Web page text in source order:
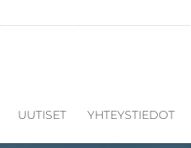
UUTISET YHTEYSTIEDOT